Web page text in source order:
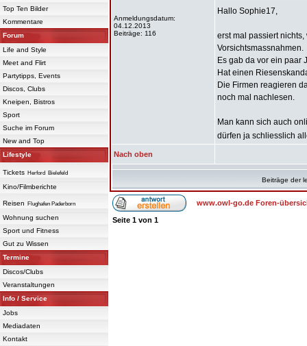
Top Ten Bilder
Kommentare
Forum
Life and Style
Meet and Flirt
Partytipps, Events
Discos, Clubs
Kneipen, Bistros
Sport
Suche im Forum
New and Top
Lifestyle
Tickets Herford Bielefeld
Kino/Filmberichte
Reisen Flughafen Paderborn
Wohnung suchen
Sport und Fitness
Gut zu Wissen
Termine
Discos/Clubs
Veranstaltungen
Info / Service
Jobs
Mediadaten
Kontakt
Anmeldungsdatum:
04.12.2013
Beiträge: 116
Hallo Sophie17,
erst mal passiert
Vorsichtsmassnahmen.
Es gab da vor ein paar
Hat einen
Die Firmen reagieren
noch mal nachlesen.
Man kann sich auch
dürfen ja schliesslich
Nach oben
Beiträge der
www.owl-go.de Foren-
Seite 1 von 1